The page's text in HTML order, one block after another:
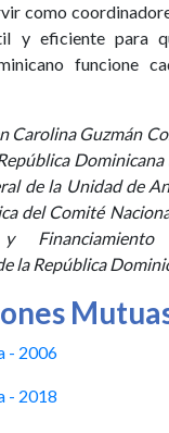
como
y eficiente para
funcione
Carolina Guzmán
de la Unidad de
del Comité
Financiamiento
la República
- 2006
- 2018